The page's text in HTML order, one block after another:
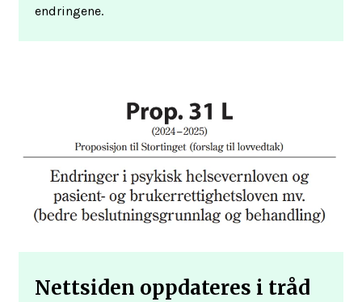
endringene.
Nettsiden oppdateres i tråd